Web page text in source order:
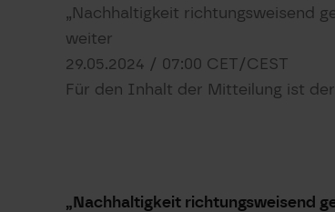
„Nachhaltigkeit richtungsweisend
weiter
29.05.2024 / 07:00 CET/CEST
Für den Inhalt der Mitteilung ist
„Nachhaltigkeit richtungsweisend